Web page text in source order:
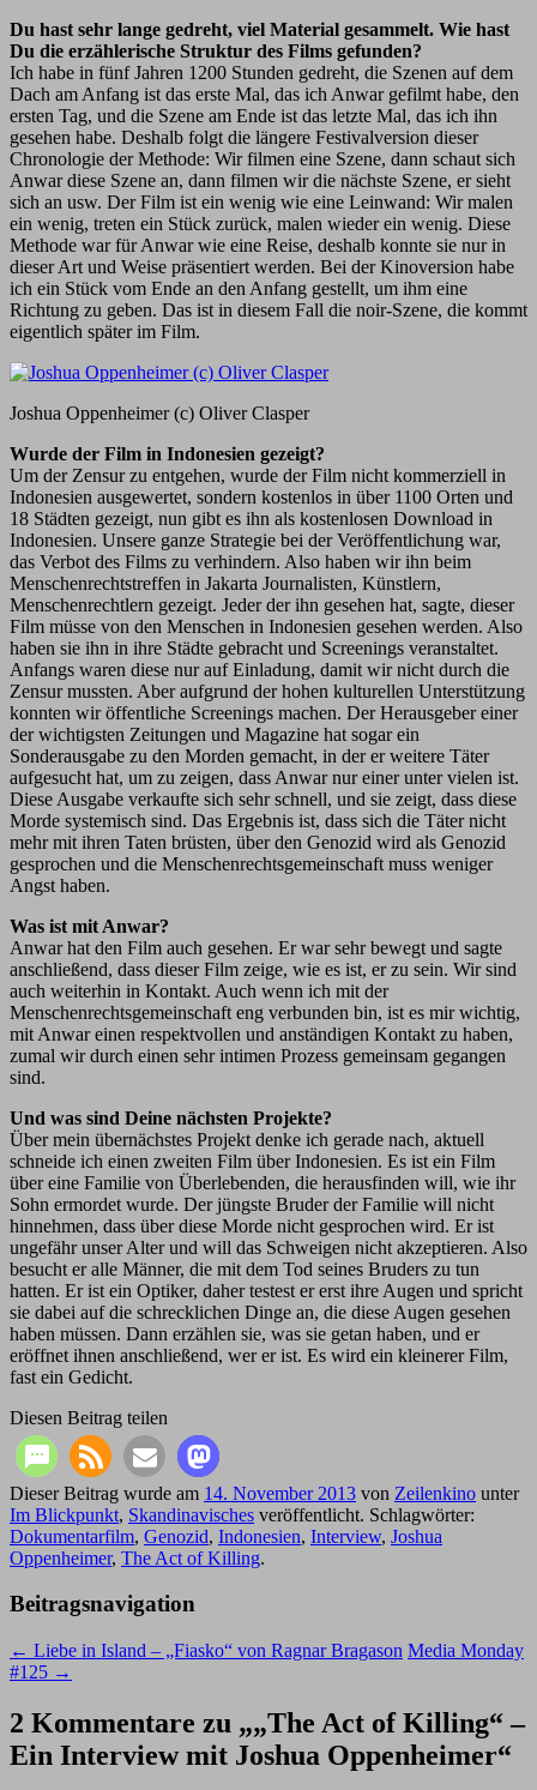
Du hast sehr lange gedreht, viel Material gesammelt. Wie hast
Du die erzählerische Struktur des Films gefunden?
Ich habe in fünf Jahren 1200 Stunden gedreht, die Szenen auf dem
Dach am Anfang ist das erste Mal, das ich Anwar gefilmt habe, den
ersten Tag, und die Szene am Ende ist das letzte Mal, das ich ihn
gesehen habe. Deshalb folgt die längere Festivalversion dieser
Chronologie der Methode: Wir filmen eine Szene, dann schaut sich
Anwar diese Szene an, dann filmen wir die nächste Szene, er sieht
sich an usw. Der Film ist ein wenig wie eine Leinwand: Wir malen
ein wenig, treten ein Stück zurück, malen wieder ein wenig. Diese
Methode war für Anwar wie eine Reise, deshalb konnte sie nur in
dieser Art und Weise präsentiert werden. Bei der Kinoversion habe
ich ein Stück vom Ende an den Anfang gestellt, um ihm eine
Richtung zu geben. Das ist in diesem Fall die noir-Szene, die kommt
eigentlich später im Film.
Joshua Oppenheimer (c) Oliver Clasper
Wurde der Film in Indonesien gezeigt?
Um der Zensur zu entgehen, wurde der Film nicht kommerziell in
Indonesien ausgewertet, sondern kostenlos in über 1100 Orten und
18 Städten gezeigt, nun gibt es ihn als kostenlosen Download in
Indonesien. Unsere ganze Strategie bei der Veröffentlichung war,
das Verbot des Films zu verhindern. Also haben wir ihn beim
Menschenrechtstreffen in Jakarta Journalisten, Künstlern,
Menschenrechtlern gezeigt. Jeder der ihn gesehen hat, sagte, dieser
Film müsse von den Menschen in Indonesien gesehen werden. Also
haben sie ihn in ihre Städte gebracht und Screenings veranstaltet.
Anfangs waren diese nur auf Einladung, damit wir nicht durch die
Zensur mussten. Aber aufgrund der hohen kulturellen Unterstützung
konnten wir öffentliche Screenings machen. Der Herausgeber einer
der wichtigsten Zeitungen und Magazine hat sogar ein
Sonderausgabe zu den Morden gemacht, in der er weitere Täter
aufgesucht hat, um zu zeigen, dass Anwar nur einer unter vielen ist.
Diese Ausgabe verkaufte sich sehr schnell, und sie zeigt, dass diese
Morde systemisch sind. Das Ergebnis ist, dass sich die Täter nicht
mehr mit ihren Taten brüsten, über den Genozid wird als Genozid
gesprochen und die Menschenrechtsgemeinschaft muss weniger
Angst haben.
Was ist mit Anwar?
Anwar hat den Film auch gesehen. Er war sehr bewegt und sagte
anschließend, dass dieser Film zeige, wie es ist, er zu sein. Wir sind
auch weiterhin in Kontakt. Auch wenn ich mit der
Menschenrechtsgemeinschaft eng verbunden bin, ist es mir wichtig,
mit Anwar einen respektvollen und anständigen Kontakt zu haben,
zumal wir durch einen sehr intimen Prozess gemeinsam gegangen
sind.
Und was sind Deine nächsten Projekte?
Über mein übernächstes Projekt denke ich gerade nach, aktuell
schneide ich einen zweiten Film über Indonesien. Es ist ein Film
über eine Familie von Überlebenden, die herausfinden will, wie ihr
Sohn ermordet wurde. Der jüngste Bruder der Familie will nicht
hinnehmen, dass über diese Morde nicht gesprochen wird. Er ist
ungefähr unser Alter und will das Schweigen nicht akzeptieren. Also
besucht er alle Männer, die mit dem Tod seines Bruders zu tun
hatten. Er ist ein Optiker, daher testest er erst ihre Augen und spricht
sie dabei auf die schrecklichen Dinge an, die diese Augen gesehen
haben müssen. Dann erzählen sie, was sie getan haben, und er
eröffnet ihnen anschließend, wer er ist. Es wird ein kleinerer Film,
fast ein Gedicht.
Diesen Beitrag teilen
Dieser Beitrag wurde am 14. November 2013 von Zeilenkino unter
Im Blickpunkt, Skandinavisches veröffentlicht. Schlagwörter:
Dokumentarfilm, Genozid, Indonesien, Interview, Joshua
Oppenheimer, The Act of Killing.
Beitragsnavigation
← Liebe in Island – „Fiasko“ von Ragnar Bragason Media Monday
#125 →
2 Kommentare zu „„The Act of Killing“ –
Ein Interview mit Joshua Oppenheimer“